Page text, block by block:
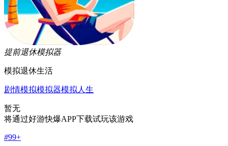
提前退休模拟器
模拟退休生活
剧情模拟模拟器模拟人生
暂无
将通过好游快爆APP下载试玩该游戏
#99+